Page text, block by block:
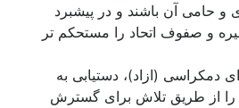
و حامی آن باشند و در پيشبرد
و صفوف اتحاد را مستحکم تر
دمکراسی (ازاد)، دستيابی به
را از طريق تلاش برای گسترش